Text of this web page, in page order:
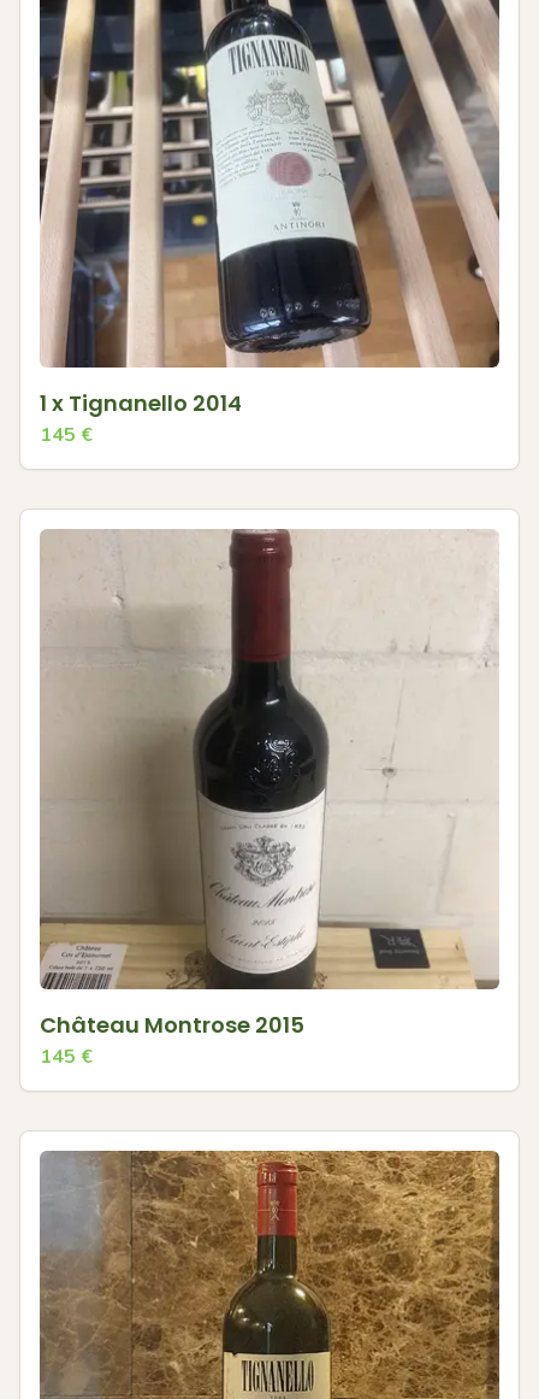
1 x Tignanello 2014
145 €
Château Montrose 2015
145 €